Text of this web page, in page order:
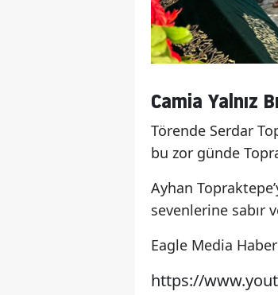
Camia Yalnız
Törende Serdar
bu zor günde
Ayhan
sevenlerine sabır
Eagle Media
https://